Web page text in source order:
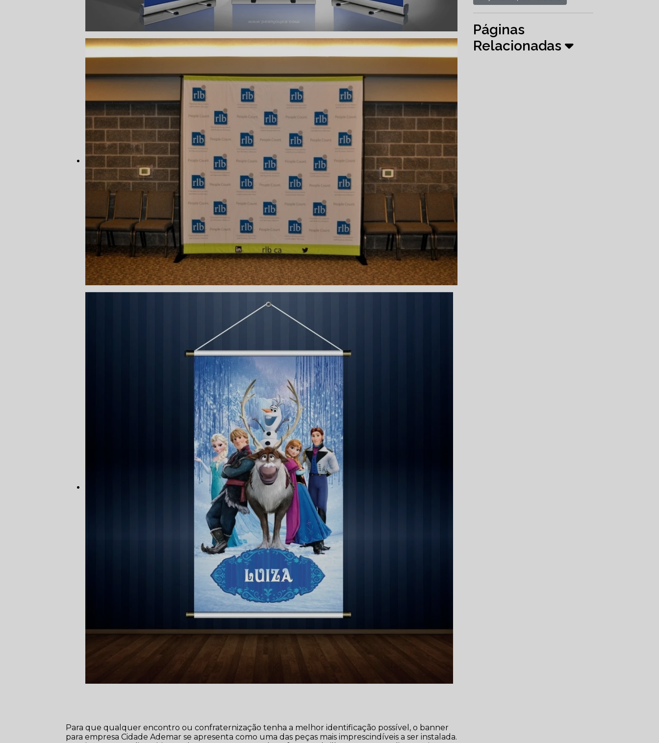
Para que qualquer encontro ou confraternização tenha a melhor identificação possível, o banner
para empresa Cidade Ademar se apresenta como uma das peças mais imprescindíveis a ser instalada.
Páginas
Relacionadas